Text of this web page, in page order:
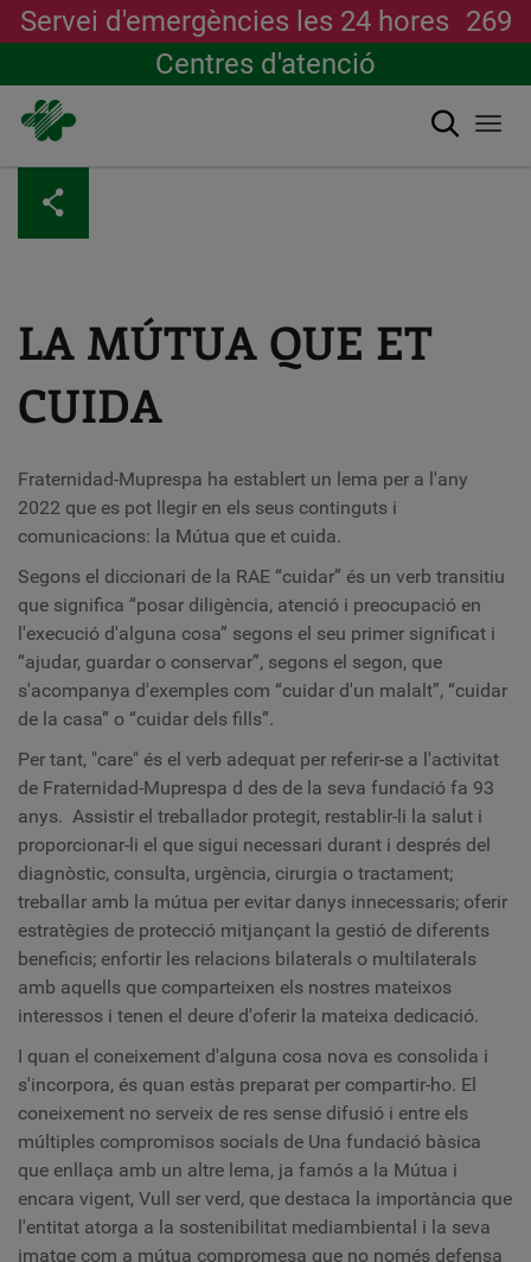
contingut
Servei d'emergències les 24 hores 269
Centres d'atenció
Cerca
LA MÚTUA QUE ET
CUIDA
Fraternidad-Muprespa ha establert un lema per a l'any
2022 que es pot llegir en els seus continguts i
comunicacions: la Mútua que et cuida.
Segons el diccionari de la RAE “cuidar” és un verb transitiu
que significa “posar diligència, atenció i preocupació en
l'execució d'alguna cosa” segons el seu primer significat i
“ajudar, guardar o conservar”, segons el segon, que
s'acompanya d'exemples com “cuidar d'un malalt”, “cuidar
de la casa” o “cuidar dels fills”.
Per tant, "care" és el verb adequat per referir-se a l'activitat
de Fraternidad-Muprespa d des de la seva fundació fa 93
anys. Assistir el treballador protegit, restablir-li la salut i
proporcionar-li el que sigui necessari durant i després del
diagnòstic, consulta, urgència, cirurgia o tractament;
treballar amb la mútua per evitar danys innecessaris; oferir
estratègies de protecció mitjançant la gestió de diferents
beneficis; enfortir les relacions bilaterals o multilaterals
amb aquells que comparteixen els nostres mateixos
interessos i tenen el deure d'oferir la mateixa dedicació.
I quan el coneixement d'alguna cosa nova es consolida i
s'incorpora, és quan estàs preparat per compartir-ho. El
coneixement no serveix de res sense difusió i entre els
múltiples compromisos socials de Una fundació bàsica
que enllaça amb un altre lema, ja famós a la Mútua i
encara vigent, Vull ser verd, que destaca la importància que
l'entitat atorga a la sostenibilitat mediambiental i la seva
imatge com a mútua compromesa que no només defensa